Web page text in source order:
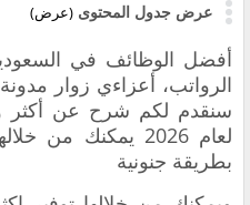
عرض جدول المحتوى (عرض)
أفضل الوظائف في
الرواتب، أعزاءي زوار مدونة
سنقدم لكم شرح عن أكثر
لعام 2026 يمكنك
بطريقة جنونية